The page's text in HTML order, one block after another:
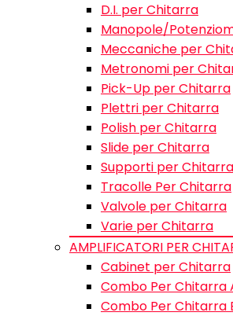
D.I. per Chitarra
Manopole/
Meccaniche per
Metronomi per
Pick-Up per Chitarra
Plettri per Chitarra
Polish per Chitarra
Slide per Chitarra
Supporti per Chitarra
Tracolle Per Chitarra
Valvole per Chitarra
Varie per Chitarra
AMPLIFICATORI PER
Cabinet per Chitarra
Combo Per Chitarra
Combo Per Chitarra